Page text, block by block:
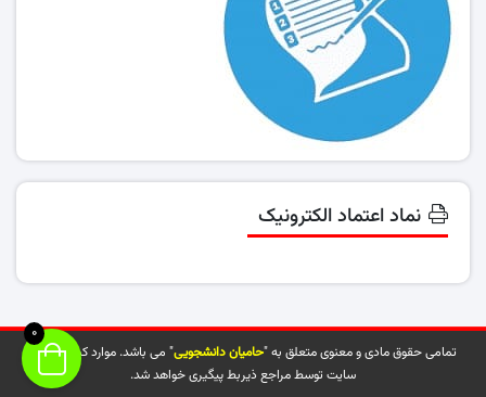
نماد اعتماد الکترونیک
تمامی حقوق مادی و معنوی متعلق به "حامیان دانشجویی" می باشد. موارد کپی شده از
سایت توسط مراجع ذیربط پیگیری خواهد شد.
0